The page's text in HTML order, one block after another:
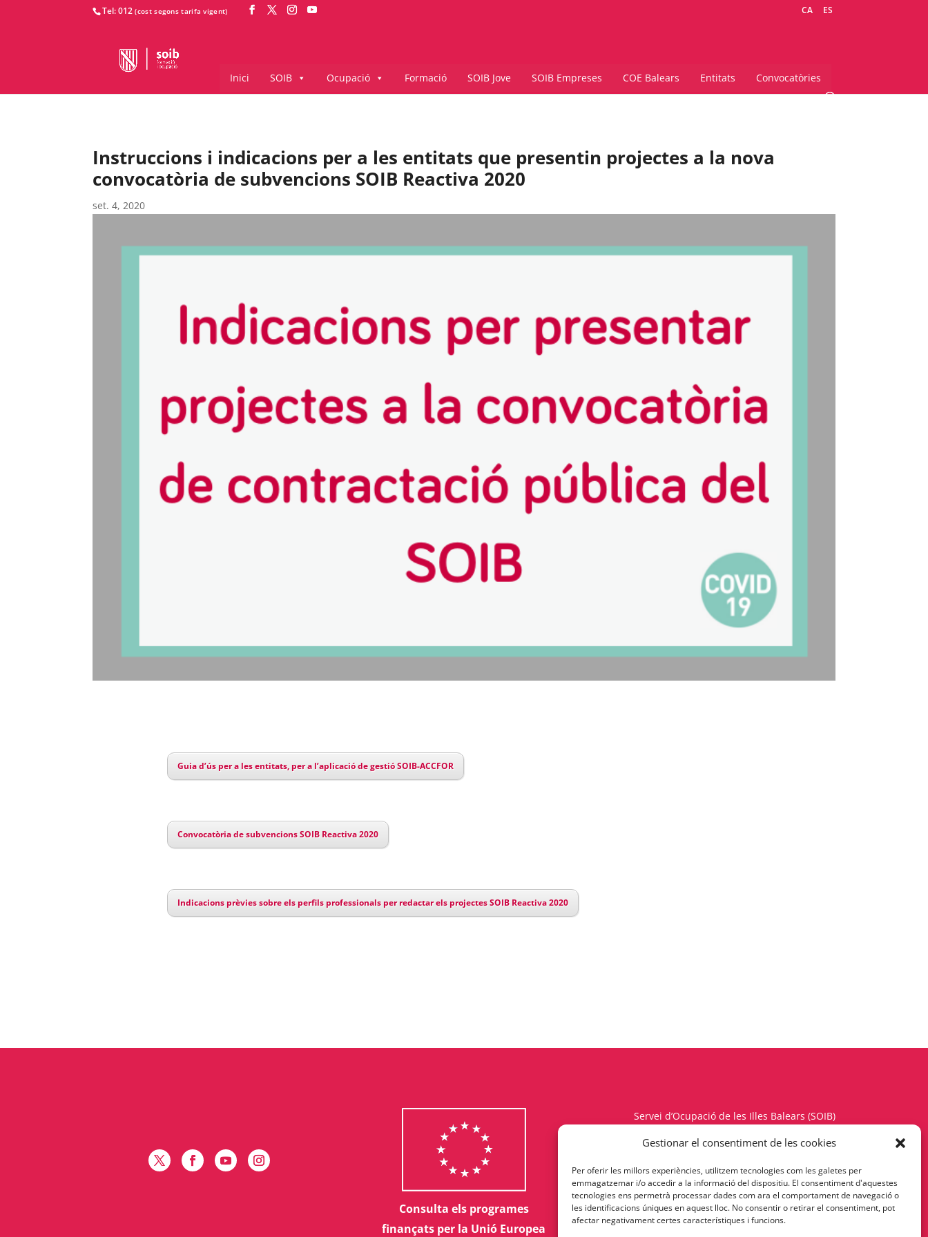
Gestionar el consentiment de les cookies
Per oferir les millors experiències, utilitzem tecnologies com les galetes per
emmagatzemar i/o accedir a la informació del dispositiu. El consentiment d'aquestes
tecnologies ens permetrà processar dades com ara el comportament de navegació o
les identificacions úniques en aquest lloc. No consentir o retirar el consentiment, pot
afectar negativament certes característiques i funcions.
Tel: 012 CA ES
Inici SOIB Ocupació Formació SOIB Jove SOIB Empreses COE Balears Entitats Convocatòries
Instruccions i indicacions per a les entitats que presentin projectes a la nova
convocatòria de subvencions SOIB Reactiva 2020
set. 4, 2020
Guia d’ús per a les entitats, per a l’aplicació de gestió SOIB-ACCFOR
Convocatòria de subvencions SOIB Reactiva 2020
Indicacions prèvies sobre els perfils professionals per redactar els projectes SOIB Reactiva 2020
Consulta els programes
finançats per la Unió Europea
Servei d’Ocupació de les Illes Balears (SOIB)
Carrer del Gremi d’Hortolans, 11, 1a planta
Telèfon 971177900 – Fax 971176342
Política de Privacitat